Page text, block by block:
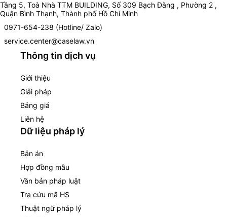
Tầng 5, Toà Nhà TTM BUILDING, Số 309 Bạch Đằng , Phường 2 ,
Quận Bình Thạnh, Thành phố Hồ Chí Minh
0971-654-238 (Hotline/ Zalo)
service.center@caselaw.vn
Thông tin dịch vụ
Giới thiệu
Giải pháp
Bảng giá
Liên hệ
Dữ liệu pháp lý
Bản án
Hợp đồng mẫu
Văn bản pháp luật
Tra cứu mã HS
Thuật ngữ pháp lý